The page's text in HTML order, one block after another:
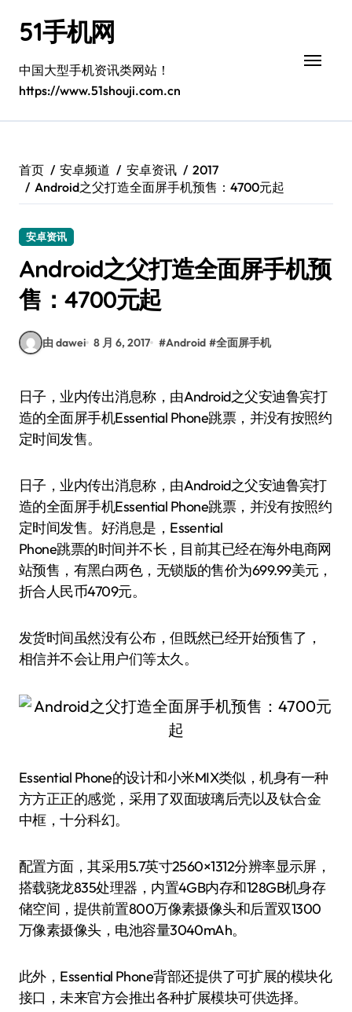
51手机网
中国大型手机资讯类网站！
https://www.51shouji.com.cn
首页 安卓频道 安卓资讯
2017
Android之父打造全面屏手机预售：4700元起
安卓资讯
Android之父打造全面屏手机预
售：4700元起
由 dawei 8 月 6, 2017 #Android #全面屏手机
日子，业内传出消息称，由Android之父安迪鲁宾打
造的全面屏手机Essential Phone跳票，并没有按照约
定时间发售。
日子，业内传出消息称，由Android之父安迪鲁宾打
造的全面屏手机Essential Phone跳票，并没有按照约
定时间发售。好消息是，Essential
Phone跳票的时间并不长，目前其已经在海外电商网
站预售，有黑白两色，无锁版的售价为699.99美元，
折合人民币4709元。
发货时间虽然没有公布，但既然已经开始预售了，
相信并不会让用户们等太久。
Essential Phone的设计和小米MIX类似，机身有一种
方方正正的感觉，采用了双面玻璃后壳以及钛合金
中框，十分科幻。
配置方面，其采用5.7英寸2560×1312分辨率显示屏，
搭载骁龙835处理器，内置4GB内存和128GB机身存
储空间，提供前置800万像素摄像头和后置双1300
万像素摄像头，电池容量3040mAh。
此外，Essential Phone背部还提供了可扩展的模块化
接口，未来官方会推出各种扩展模块可供选择。